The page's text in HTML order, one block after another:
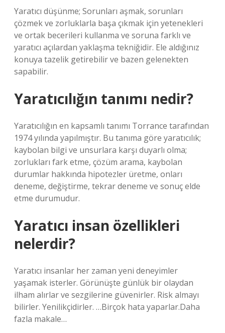
Yaratıcı düşünme; Sorunları aşmak, sorunları
çözmek ve zorluklarla başa çıkmak için yetenekleri
ve ortak becerileri kullanma ve soruna farklı ve
yaratıcı açılardan yaklaşma tekniğidir. Ele aldığınız
konuya tazelik getirebilir ve bazen gelenekten
sapabilir.
Yaratıcılığın tanımı nedir?
Yaratıcılığın en kapsamlı tanımı Torrance tarafından
1974 yılında yapılmıştır. Bu tanıma göre yaratıcılık;
kaybolan bilgi ve unsurlara karşı duyarlı olma;
zorlukları fark etme, çözüm arama, kaybolan
durumlar hakkında hipotezler üretme, onları
deneme, değiştirme, tekrar deneme ve sonuç elde
etme durumudur.
Yaratıcı insan özellikleri
nelerdir?
Yaratıcı insanlar her zaman yeni deneyimler
yaşamak isterler. Görünüşte günlük bir olaydan
ilham alırlar ve sezgilerine güvenirler. Risk almayı
bilirler. Yenilikçidirler. …Birçok hata yaparlar.Daha
fazla makale…